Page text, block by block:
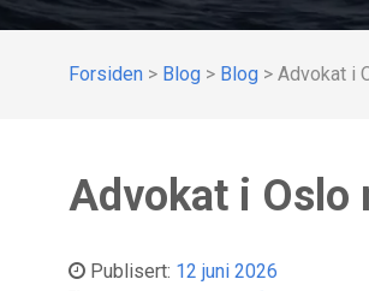
Forsiden > Blog > Blog > Advokat i
Advokat i Oslo
Publisert: 12 juni 2026